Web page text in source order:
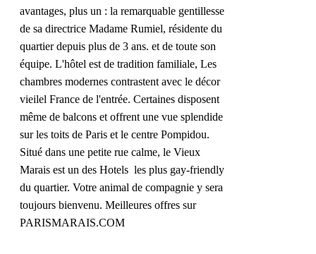
avantages, plus un : la remarquable gentillesse
de sa directrice Madame Rumiel, résidente du
quartier depuis plus de 3 ans. et de toute son
équipe. L'hôtel est de tradition familiale, Les
chambres modernes contrastent avec le décor
vieilel France de l'entrée. Certaines disposent
même de balcons et offrent une vue splendide
sur les toits de Paris et le centre Pompidou.
Situé dans une petite rue calme, le Vieux
Marais est un des Hotels les plus gay-friendly
du quartier. Votre animal de compagnie y sera
toujours bienvenu. Meilleures offres sur
PARISMARAIS.COM